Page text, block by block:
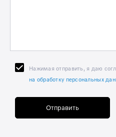
Нажимая отправить, я даю
на обработку персональных
Отправить